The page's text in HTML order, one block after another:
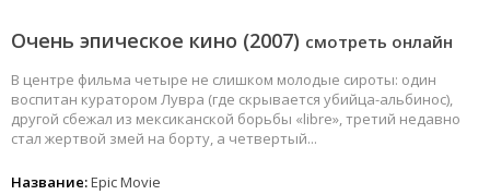
Очень эпическое кино (2007) смотреть онлайн
В центре фильма четыре не слишком молодые сироты: один
воспитан куратором Лувра (где скрывается убийца-альбинос),
другой сбежал из мексиканской борьбы «libre», третий недавно
стал жертвой змей на борту, а четвертый...
Название:Epic Movie